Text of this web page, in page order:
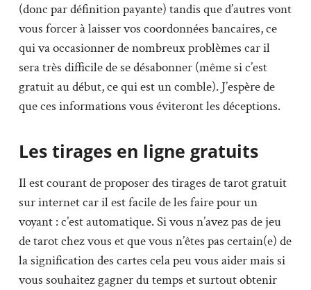
(donc par définition payante) tandis que d’autres vont
vous forcer à laisser vos coordonnées bancaires, ce
qui va occasionner de nombreux problèmes car il
sera très difficile de se désabonner (même si c’est
gratuit au début, ce qui est un comble). J’espère de
que ces informations vous éviteront les déceptions.
Les tirages en ligne gratuits
Il est courant de proposer des tirages de tarot gratuit
sur internet car il est facile de les faire pour un
voyant : c’est automatique. Si vous n’avez pas de jeu
de tarot chez vous et que vous n’êtes pas certain(e) de
la signification des cartes cela peu vous aider mais si
vous souhaitez gagner du temps et surtout obtenir